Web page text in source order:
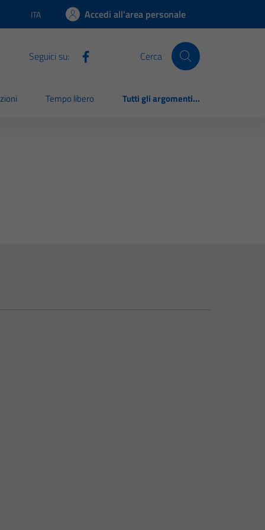
Lingua attiva:
ITA Accedi all'area personale
Seguici su: Cerca
Tempo libero Tutti gli argomenti...